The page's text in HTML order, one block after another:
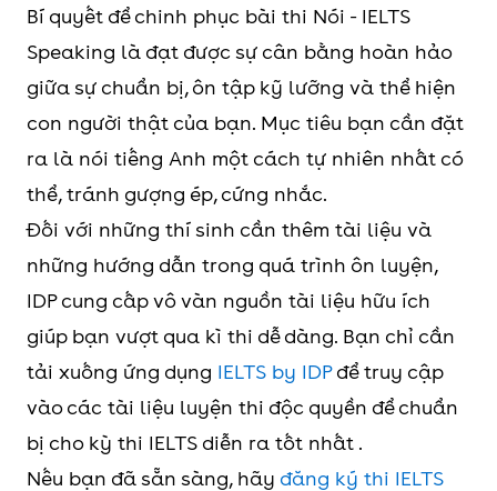
Bí quyết để chinh phục bài thi Nói - IELTS
Speaking là đạt được sự cân bằng hoàn hảo
giữa sự chuẩn bị, ôn tập kỹ lưỡng và thể hiện
con người thật của bạn. Mục tiêu bạn cần đặt
ra là nói tiếng Anh một cách tự nhiên nhất có
thể, tránh gượng ép, cứng nhắc.
Đối với những thí sinh cần thêm tài liệu và
những hướng dẫn trong quá trình ôn luyện,
IDP cung cấp vô vàn nguồn tài liệu hữu ích
giúp bạn vượt qua kì thi dễ dàng. Bạn chỉ cần
tải xuống ứng dụng IELTS by IDPđể truy cập
vào các tài liệu luyện thi độc quyền để chuẩn
bị cho kỳ thi IELTS diễn ra tốt nhất .
Nếu bạn đã sẵn sàng, hãy đăng ký thi IELTS